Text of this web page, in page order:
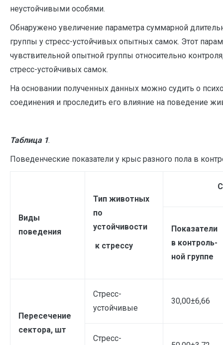
неустойчивыми особями.
Обнаружено увеличение параметра суммарной
группы у стресс-устойчивых опытных самок. Этот
чувствительной опытной группы относительно
стресс-устойчивых самок.
На основании полученных данных можно судить о
соединения и проследить его влияние на поведение
Таблица 1.
Поведенческие показатели у крыс разного пола в
Виды
поведения
Тип животных
по
устойчивости
к стрессу
Показатели
в контроль-
ной группе
Пересечение
сектора, шт
Стресс-
устойчивые
30,00±6,66
Стресс-